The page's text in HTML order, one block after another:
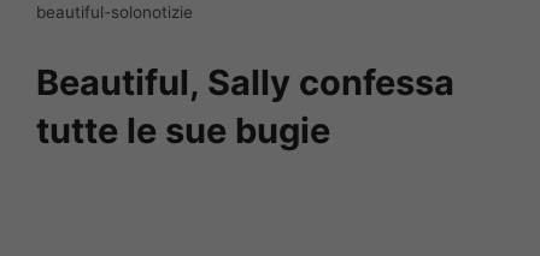
beautiful-solonotizie
Beautiful, Sally confessa
tutte le sue bugie